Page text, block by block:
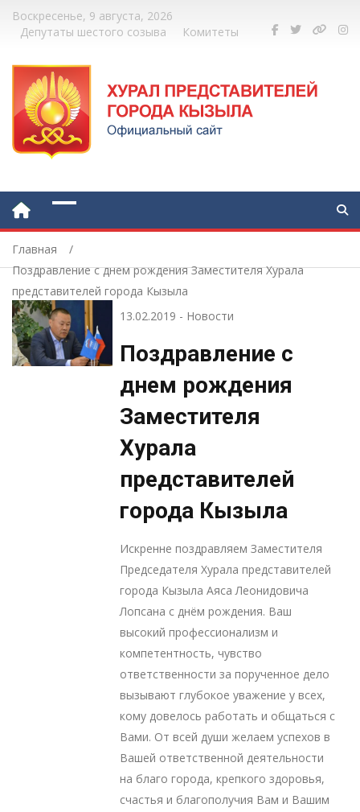
Воскресенье, 9 августа, 2026
Депутаты шестого созыва
Комитеты
Главная
Поздравление с днем рождения Заместителя Хурала
представителей города Кызыла
13.02.2019 - Новости
Поздравление с
днем рождения
Заместителя
Хурала
представителей
города Кызыла
Искренне поздравляем Заместителя
Председателя Хурала представителей
города Кызыла Аяса Леонидовича
Лопсана с днём рождения. Ваш
высокий профессионализм и
компетентность, чувство
ответственности за порученное дело
вызывают глубокое уважение у всех,
кому довелось работать и общаться с
Вами. От всей души желаем успехов в
Вашей ответственной деятельности
на благо города, крепкого здоровья,
счастья и благополучия Вам и Вашим